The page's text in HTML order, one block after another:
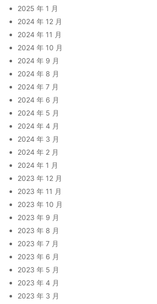
2025 年 1 月
2024 年 12 月
2024 年 11 月
2024 年 10 月
2024 年 9 月
2024 年 8 月
2024 年 7 月
2024 年 6 月
2024 年 5 月
2024 年 4 月
2024 年 3 月
2024 年 2 月
2024 年 1 月
2023 年 12 月
2023 年 11 月
2023 年 10 月
2023 年 9 月
2023 年 8 月
2023 年 7 月
2023 年 6 月
2023 年 5 月
2023 年 4 月
2023 年 3 月